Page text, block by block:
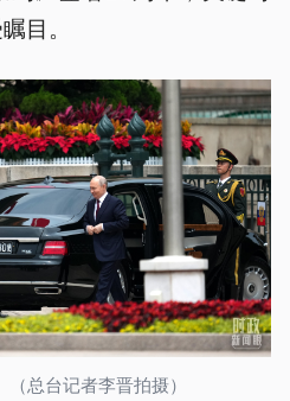
目。
总台记者李晋拍摄）